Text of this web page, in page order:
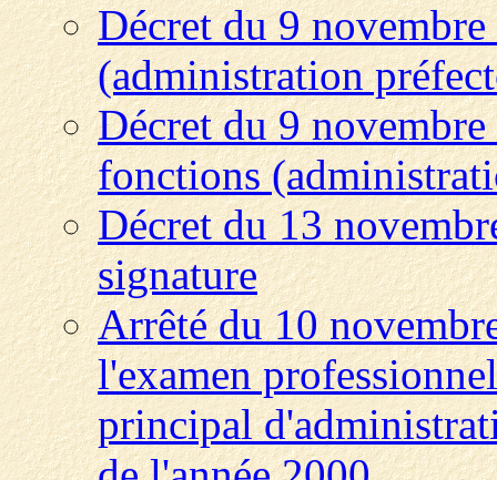
Décret du 9
(administration
Décret du 9
fonctions
Décret du 13
signature
Arrêté du 10
l'examen
principal